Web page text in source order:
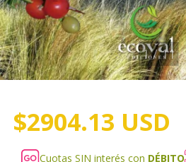
1/11
$2904.13 USD
Cuotas SIN interés con DÉBITO